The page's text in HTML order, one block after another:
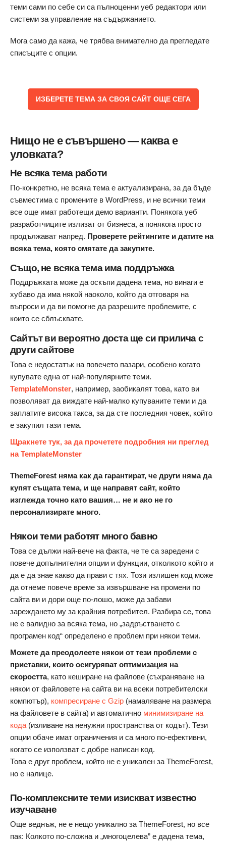
теми сами по себе си са пълноценни уеб редактори или
системи за управление на съдържанието.
Мога само да кажа, че трябва внимателно да прегледате
списъците с опции.
ИЗБЕРЕТЕ ТЕМА ЗА СВОЯ САЙТ ОЩЕ СЕГА
Нищо не е съвършено — каква е
уловката?
Не всяка тема работи
По-конкретно, не всяка тема е актуализирана, за да бъде
съвместима с промените в WordPress, и не всички теми
все още имат работещи демо варианти. Понякога уеб
разработчиците излизат от бизнеса, а понякога просто
продължават напред. Проверете рейтингите и датите на
всяка тема, която смятате да закупите.
Също, не всяка тема има поддръжка
Поддръжката може да оскъпи дадена тема, но винаги е
хубаво да има някой наоколо, който да отговаря на
въпроси и да ви помогне да разрешите проблемите, с
които се сблъсквате.
Сайтът ви вероятно доста ще си прилича с
други сайтове
Това е недостатък на повечето пазари, особено когато
купувате една от най-популярните теми.
TemplateMonster, например, заобикалят това, като ви
позволяват да виждате най-малко купуваните теми и да
заплатите висока такса, за да сте последния човек, който
е закупил тази тема.
Щракнете тук, за да прочетете подробния ни преглед
на TemplateMonster
ThemeForest няма как да гарантират, че други няма да
купят същата тема, и ще направят сайт, който
изглежда точно като вашия… не и ако не го
персонализирате много.
Някои теми работят много бавно
Това се дължи най-вече на факта, че те са заредени с
повече допълнителни опции и функции, отколкото който и
да е да знае какво да прави с тях. Този излишен код може
да отнеме повече време за извършване на промени по
сайта ви и дори още по-лошо, може да забави
зареждането му за крайния потребител. Разбира се, това
не е валидно за всяка тема, но „задръстването с
програмен код“ определено е проблем при някои теми.
Можете да преодолеете някои от тези проблеми с
приставки, които осигуряват оптимизация на
скоростта, като кеширане на файлове (съхраняване на
някои от файловете на сайта ви на всеки потребителски
компютър), компресиране с Gzip (намаляване на размера
на файловете в сайта) и автоматично минимизиране на
кода (изливане на ненужни пространства от кодът). Тези
опции обаче имат ограничения и са много по-ефективни,
когато се използват с добре написан код.
Това е друг проблем, който не е уникален за ThemeForest,
но е налице.
По-комплексните теми изискват известно
изучаване
Още веднъж, не е нещо уникално за ThemeForest, но все
пак: Колкото по-сложна и „многоцелева” е дадена тема,